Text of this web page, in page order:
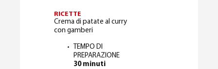
RICETTE
Crema di patate al curry
con gamberi
TEMPO DI
PREPARAZIONE
30 minuti